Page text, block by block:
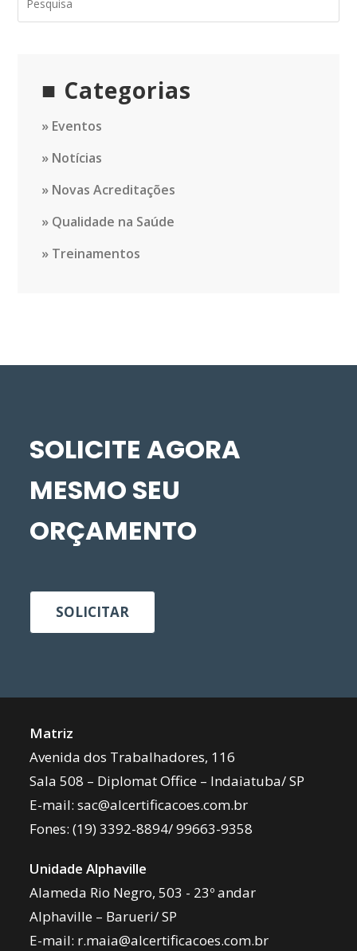
Categorias
Eventos
Notícias
Novas Acreditações
Qualidade na Saúde
Treinamentos
SOLICITE AGORA
MESMO SEU
ORÇAMENTO
SOLICITAR
Matriz
Avenida dos Trabalhadores, 116
Sala 508 – Diplomat Office – Indaiatuba/ SP
E-mail:sac@alcertificacoes.com.br
Fones:(19) 3392-8894/99663-9358
Unidade Alphaville
Alameda Rio Negro, 503 - 23º andar
Alphaville – Barueri/ SP
E-mail: r.maia@alcertificacoes.com.br